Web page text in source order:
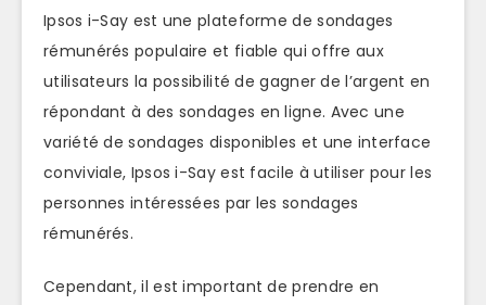
Ipsos i-Say est une plateforme de sondages
rémunérés populaire et fiable qui offre aux
utilisateurs la possibilité de gagner de l’argent en
répondant à des sondages en ligne. Avec une
variété de sondages disponibles et une interface
conviviale, Ipsos i-Say est facile à utiliser pour les
personnes intéressées par les sondages
rémunérés.
Cependant, il est important de prendre en